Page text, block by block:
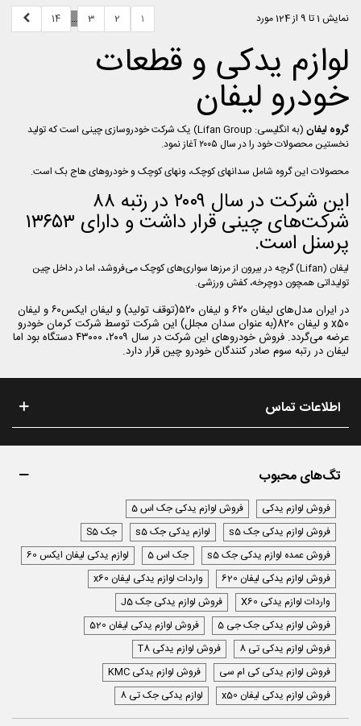
نمایش 1 تا 9 از 124 مورد 1
2
3
…
14
لوازم یدکی و قطعات
خودرو لیفان
گروه لیفان (به انگلیسی: Lifan Group) یک شرکت خودروسازی چینی است که تولید
نخستین محصولات خود را در سال ۲۰۰۵ آغاز نمود.
محصولات این گروه شامل سدانهای کوچک، ونهای کوچک و خودروهای هاج بک است.
این شرکت در سال ۲۰۰۹ در رتبه ۸۸
شرکت‌های چینی قرار داشت و دارای ۱۳۶۵۳
پرسنل است.
لیفان (Lifan) گرچه در بیرون از مرزها سواری‌های کوچک می‌فروشد، اما در داخل چین
تولیداتی همچون دوچرخه، کفش ورزشی.
در ایران مدل‌های لیفان ۶۲۰ و لیفان ۵۲۰(توقف تولید) و لیفان ایکس۶۰ و لیفان
x50 و لیفان 820(به عنوان سدان مجلل) این شرکت توسط شرکت کرمان خودرو
عرضه می‌گردد. فروش خودروهای این شرکت در سال ۲۰۰۹، ۴۳۰۰۰ دستگاه بود اما
لیفان در رتبه سوم صادر کنندگان خودرو چین قرار دارد.
اطلاعات تماس
تگ‌های محبوب
فروش لوازم یدکی
فروش لوازم یدکی جک اس 5
فروش لوازم یدکی جک s5
لوازم یدکی جک s5
جک S5
فروش عمده لوازم یدکی جک s5
جک اس 5
لوازم یدکی لیفان ایکس 60
فروش لوازم یدکی لیفان 620
واردات لوازم یدکی لیفان x60
واردات لوازم یدکی X60
فروش لوازم یدکی جک J5
فروش لوازم یدکی جک جی 5
فروش لوازم یدکی لیفان 520
فروش لوازم یدکی تی 8
فروش لوازم یدکی T8
فروش لوازم یدکی کی ام سی
فروش لوازم یدکی KMC
فروش لوازم یدکی لیفان x50
لوازم یدکی جک تی 8